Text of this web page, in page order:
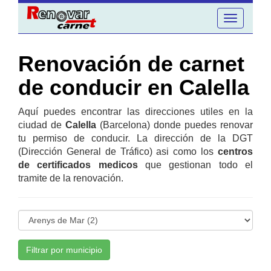
Toggle
navigation
Renovación de carnet
de conducir en Calella
Aquí puedes encontrar las direcciones utiles en la
ciudad de Calella (Barcelona) donde puedes renovar
tu permiso de conducir. La dirección de la DGT
(Dirección General de Tráfico) asi como los centros
de certificados medicosque gestionan todo el
tramite de la renovación.
Filtrar por municipio